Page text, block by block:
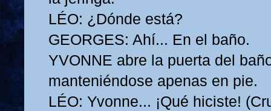
LÉO: ¿Dónde está?
GEORGES: Ahí... En el baño.
YVONNE abre la puerta del
manteniéndose apenas en pie.
LÉO: Yvonne... ¡Qué hiciste!